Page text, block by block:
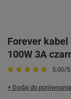
Forever kabel
100W 3A
5.00/
+ Dodaj do porównania